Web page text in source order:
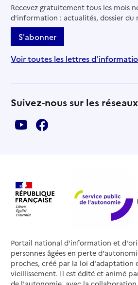
Recevez gratuitement tous les mois
d'information : actualités, dossier du
S'abonner
Voir toutes les lettres
Suivez-nous sur les
Portail national d'information et
personnes âgées en perte
proches, créé par la loi d'adaptation
vieillissement. Il est édité et animé